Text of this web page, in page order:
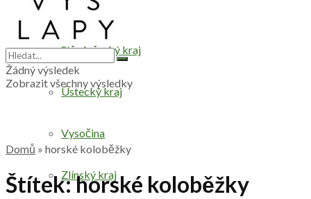
Praha
Středočeský kraj
Ústecký kraj
Vysočina
Zlínský kraj
Žádný výsledek
Zobrazit všechny výsledky
Domů » horské koloběžky
Štítek:horské koloběžky